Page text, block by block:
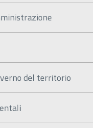
del territorio